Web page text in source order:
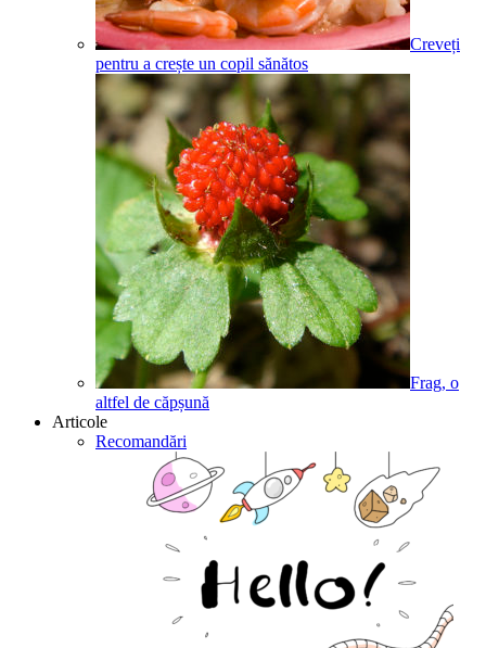
Creveți
pentru a crește un copil sănătos
Frag, o
altfel de căpșună
Articole
Recomandări